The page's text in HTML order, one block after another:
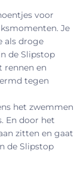
voor
Je
als droge
de Slipstop
rennen en
tegen
het zwemmen
En door het
zitten en gaat
de Slipstop